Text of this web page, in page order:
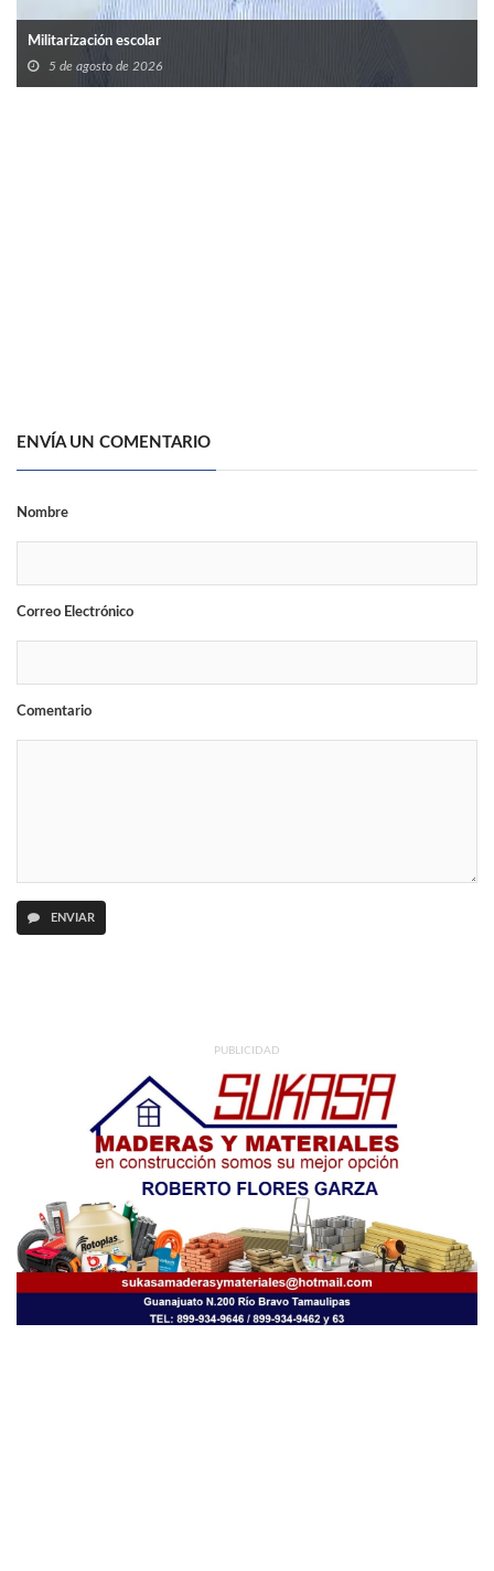
Militarización escolar
5 de agosto de 2026
ENVÍA UN COMENTARIO
Nombre
Correo Electrónico
Comentario
ENVIAR
PUBLICIDAD